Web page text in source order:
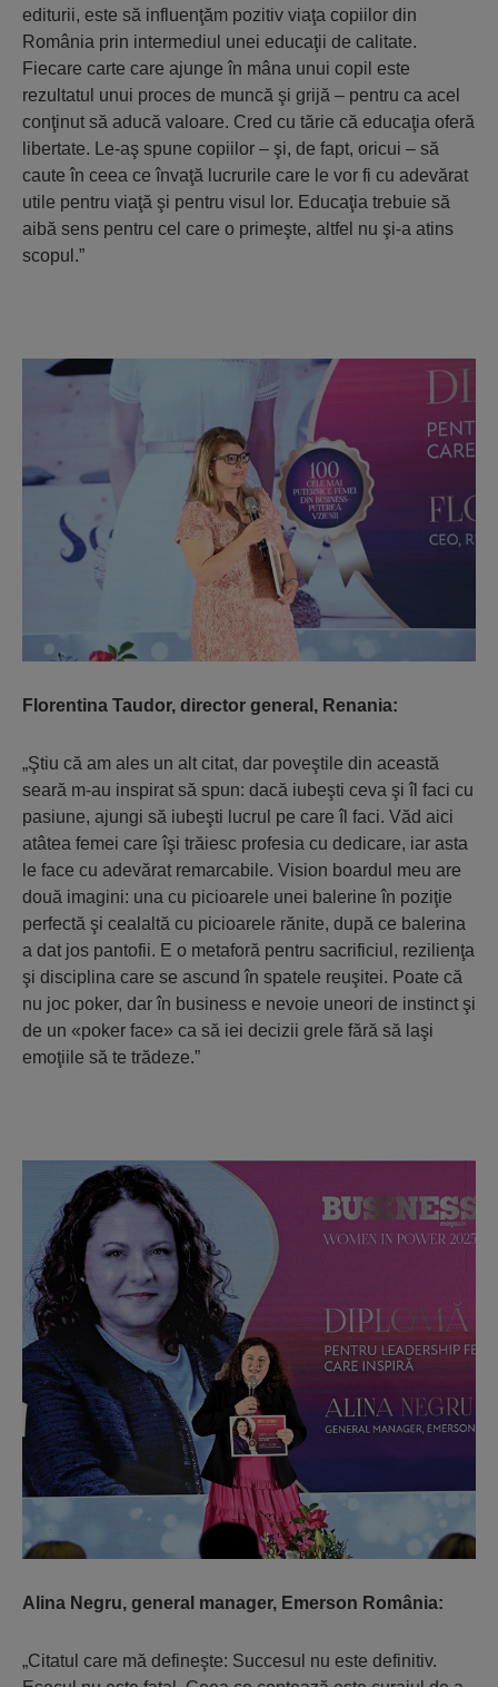
editurii, este să influenţăm pozitiv viaţa copiilor din
România prin intermediul unei educaţii de calitate.
Fiecare carte care ajunge în mâna unui copil este
rezultatul unui proces de muncă şi grijă – pentru ca acel
conţinut să aducă valoare. Cred cu tărie că educaţia oferă
libertate. Le-aş spune copiilor – şi, de fapt, oricui – să
caute în ceea ce învaţă lucrurile care le vor fi cu adevărat
utile pentru viaţă şi pentru visul lor. Educaţia trebuie să
aibă sens pentru cel care o primeşte, altfel nu şi-a atins
scopul.”
Florentina Taudor, director general, Renania:
„Ştiu că am ales un alt citat, dar poveştile din această
seară m-au inspirat să spun: dacă iubeşti ceva şi îl faci cu
pasiune, ajungi să iubeşti lucrul pe care îl faci. Văd aici
atâtea femei care îşi trăiesc profesia cu dedicare, iar asta
le face cu adevărat remarcabile. Vision boardul meu are
două imagini: una cu picioarele unei balerine în poziţie
perfectă şi cealaltă cu picioarele rănite, după ce balerina
a dat jos pantofii. E o metaforă pentru sacrificiul, rezilienţa
şi disciplina care se ascund în spatele reuşitei. Poate că
nu joc poker, dar în business e nevoie uneori de instinct şi
de un «poker face» ca să iei decizii grele fără să laşi
emoţiile să te trădeze.”
Alina Negru, general manager, Emerson România:
„Citatul care mă defineşte: Succesul nu este definitiv.